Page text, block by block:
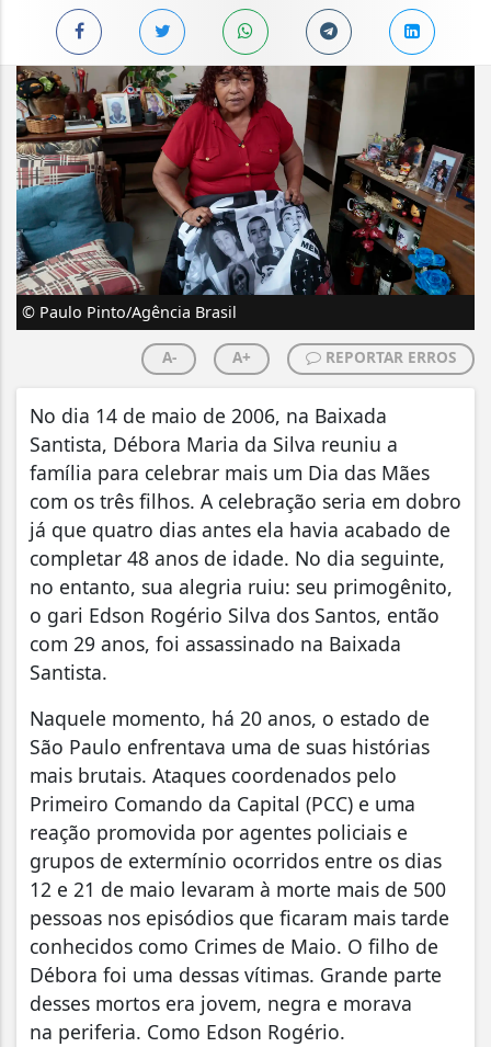
© Paulo Pinto/Agência Brasil
A- A+ REPORTAR ERROS
No dia 14 de maio de 2006, na Baixada
Santista, Débora Maria da Silva reuniu a
família para celebrar mais um Dia das Mães
com os três filhos. A celebração seria em dobro
já que quatro dias antes ela havia acabado de
completar 48 anos de idade. No dia seguinte,
no entanto, sua alegria ruiu: seu primogênito,
o gari Edson Rogério Silva dos Santos, então
com 29 anos, foi assassinado na Baixada
Santista.
Naquele momento, há 20 anos, o estado de
São Paulo enfrentava uma de suas histórias
mais brutais. Ataques coordenados pelo
Primeiro Comando da Capital (PCC) e uma
reação promovida por agentes policiais e
grupos de extermínio ocorridos entre os dias
12 e 21 de maio levaram à morte mais de 500
pessoas nos episódios que ficaram mais tarde
conhecidos como Crimes de Maio. O filho de
Débora foi uma dessas vítimas. Grande parte
desses mortos era jovem, negra e morava
na periferia. Como Edson Rogério.